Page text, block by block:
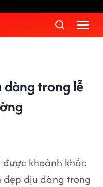
dàng trong lễ
khoảnh khắc
đẹp dịu dàng trong